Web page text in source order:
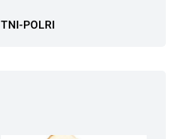
TNI-POLRI